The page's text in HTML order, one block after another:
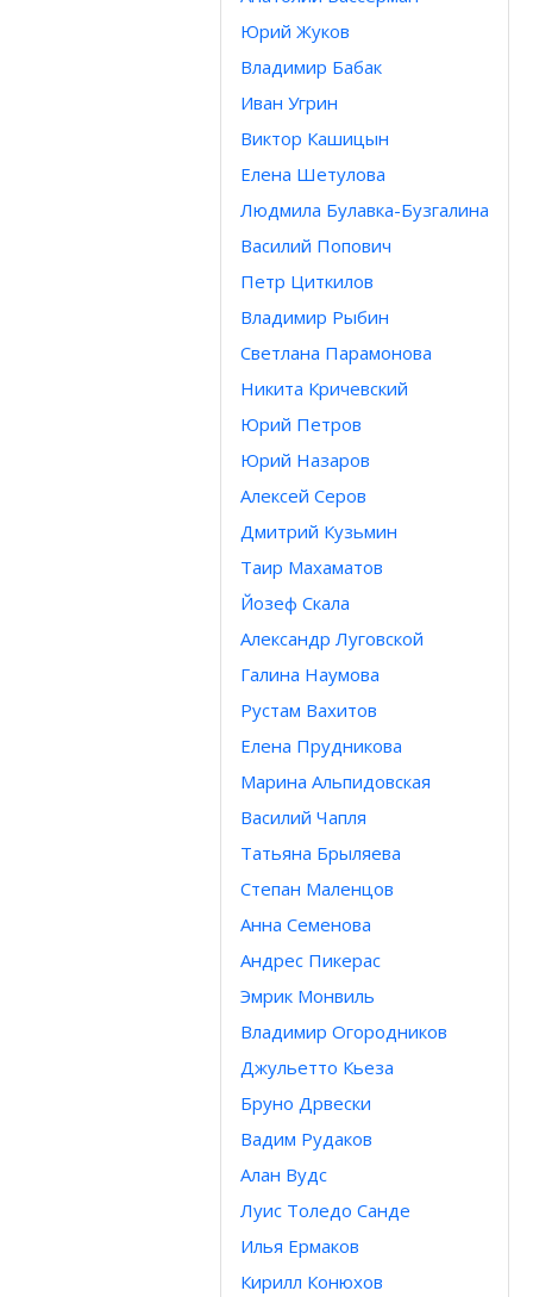
Юрий Жуков
Владимир Бабак
Иван Угрин
Виктор Кашицын
Елена Шетулова
Людмила Булавка-Бузгалина
Василий Попович
Петр Циткилов
Владимир Рыбин
Светлана Парамонова
Никита Кричевский
Юрий Петров
Юрий Назаров
Алексей Серов
Дмитрий Кузьмин
Таир Махаматов
Йозеф Скала
Александр Луговской
Галина Наумова
Рустам Вахитов
Елена Прудникова
Марина Альпидовская
Василий Чапля
Татьяна Брыляева
Степан Маленцов
Анна Семенова
Андрес Пикерас
Эмрик Монвиль
Владимир Огородников
Джульетто Кьеза
Бруно Дрвески
Вадим Рудаков
Алан Вудс
Луис Толедо Санде
Илья Ермаков
Кирилл Конюхов